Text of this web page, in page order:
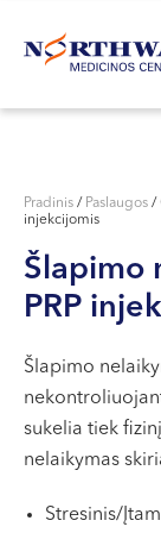
Darbo
Darbo laikas:
I-V 07:30 -
VI 09:00 -
Miško g.
Darbo laikas:
VI 09:00 -
Paieška
E-
Pradinis / Paslaugos /
injekcijomis
Šlapimo
PRP
Šlapimo
sukelia tiek
nelaikymas
Stresinis/